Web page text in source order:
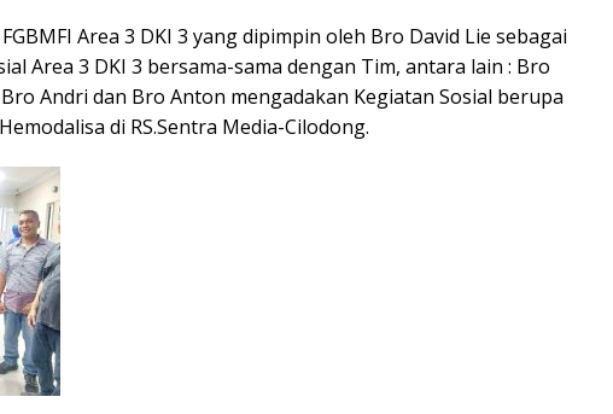
Area 3 DKI 3 yang dipimpin oleh Bro David Lie sebagai
Area 3 DKI 3 bersama-sama dengan Tim, antara lain : Bro
Andri dan Bro Anton mengadakan Kegiatan Sosial berupa
di RS.Sentra Media-Cilodong.